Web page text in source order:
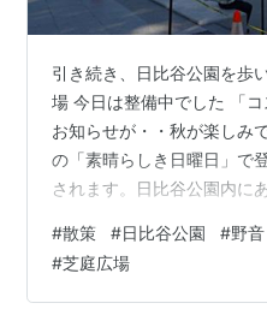
引き続き、日比谷公園を歩
場 今日は整備中でした 「
お知らせが・・秋が楽しみ
の「素晴らしき日曜日」で
されます。日比谷公園内に
イムスリップしたような感
進み、現在は長期休館中で
年に利用を再開する見通し
#散策 #日比谷公園 #野音
#芝庭広場